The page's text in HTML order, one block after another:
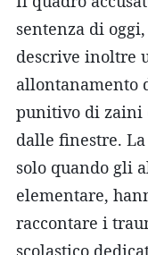
sentenza di oggi,
descrive inoltre
allontanamento
punitivo di zaini
dalle finestre.
solo quando gli
elementare,
raccontare i
scolastico